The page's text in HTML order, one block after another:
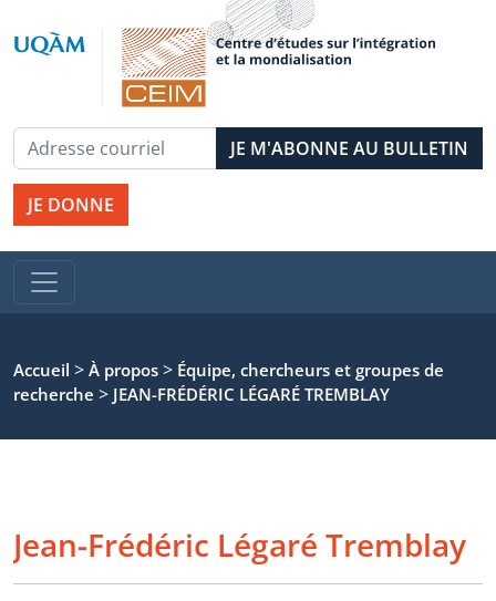
JE DONNE
Accueil > À propos > Équipe, chercheurs et groupes de
recherche > JEAN-FRÉDÉRIC LÉGARÉ TREMBLAY
Jean-Frédéric Légaré Tremblay